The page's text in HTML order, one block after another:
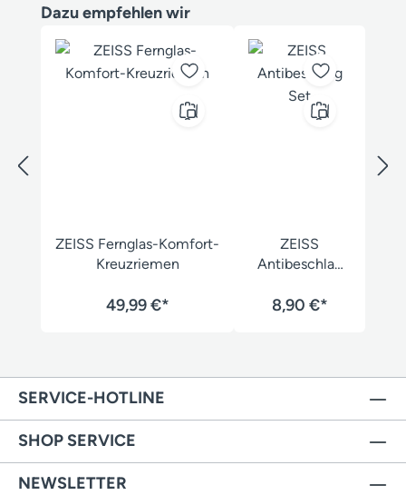
Produktgalerie überspringen
Dazu empfehlen wir
ZEISS Fernglas-Komfort-
Kreuzriemen
49,99 €*
ZEISS
Antibeschlag
8,90 €*
SERVICE-HOTLINE
SHOP SERVICE
NEWSLETTER